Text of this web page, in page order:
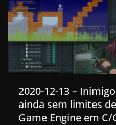
2020-12-13 –
ainda sem limites
Game Engine em C/